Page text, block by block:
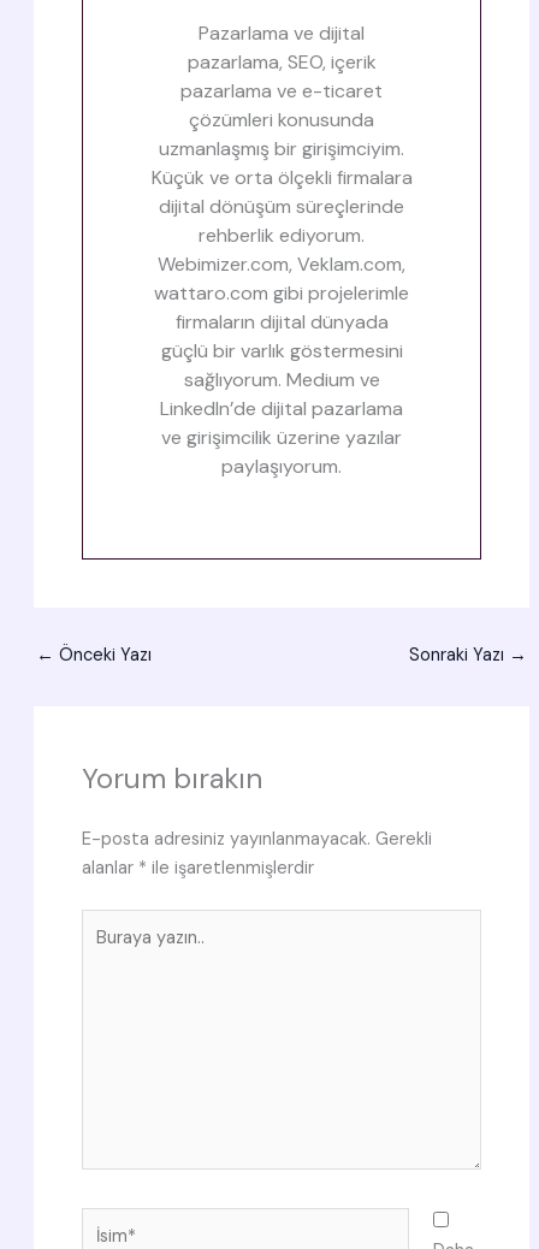
Pazarlama ve dijital
pazarlama, SEO, içerik
pazarlama ve e-ticaret
çözümleri konusunda
uzmanlaşmış bir girişimciyim.
Küçük ve orta ölçekli firmalara
dijital dönüşüm süreçlerinde
rehberlik ediyorum.
Webimizer.com, Veklam.com,
wattaro.com gibi projelerimle
firmaların dijital dünyada
güçlü bir varlık göstermesini
sağlıyorum. Medium ve
LinkedIn’de dijital pazarlama
ve girişimcilik üzerine yazılar
paylaşıyorum.
← Önceki Yazı Sonraki Yazı →
Yorum bırakın
E-posta adresiniz yayınlanmayacak. Gerekli
alanlar * ile işaretlenmişlerdir
yazın..